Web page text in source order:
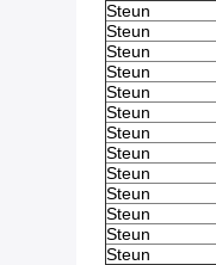
Steun
Steun
Steun
Steun
Steun
Steun
Steun
Steun
Steun
Steun
Steun
Steun
Steun